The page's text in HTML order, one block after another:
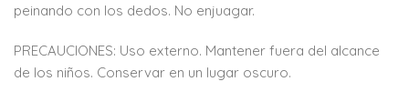
peinando con los dedos. No enjuagar.
PRECAUCIONES: Uso externo. Mantener fuera del alcance
de los niños. Conservar en un lugar oscuro.